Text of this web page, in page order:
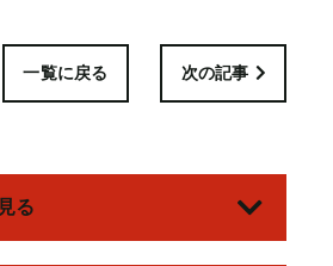
一覧に戻る 次の記事
る